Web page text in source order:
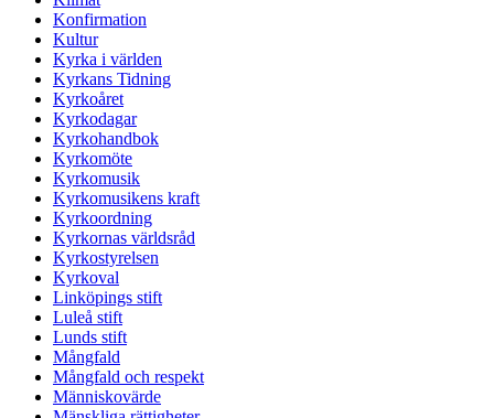
Konfirmation
Kultur
Kyrka i världen
Kyrkans Tidning
Kyrkoåret
Kyrkodagar
Kyrkohandbok
Kyrkomöte
Kyrkomusik
Kyrkomusikens kraft
Kyrkoordning
Kyrkornas världsråd
Kyrkostyrelsen
Kyrkoval
Linköpings stift
Luleå stift
Lunds stift
Mångfald
Mångfald och respekt
Människovärde